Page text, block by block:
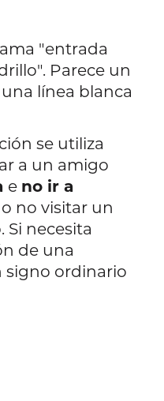
"entrada
Parece un
línea blanca
se utiliza
a un amigo
e no ir a
o no visitar un
Si necesita
de una
signo ordinario